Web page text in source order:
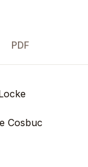
PDF
Cosbuc